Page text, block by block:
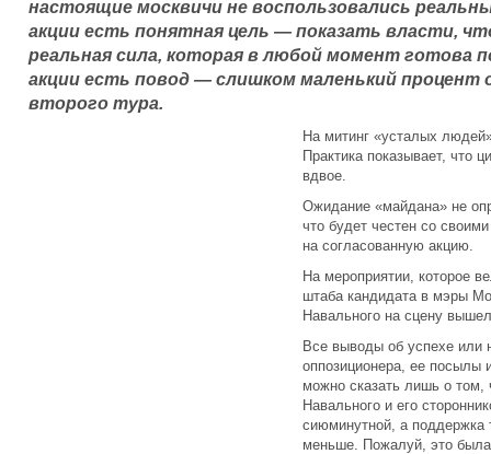
настоящие москвичи не воспользовались
акции есть понятная цель — показать власти,
реальная сила, которая в любой момент готова
акции есть повод — слишком маленький
второго тура.
На митинг «усталых
Практика показывает, что
вдвое.
Ожидание «майдана» не
что будет честен со
на согласованную акцию.
На мероприятии, которое
штаба кандидата в мэры
Навального на сцену
Все выводы об успехе или
оппозиционера, ее посылы
можно сказать лишь о том,
Навального и его
сиюминутной, а поддержка
меньше. Пожалуй, это